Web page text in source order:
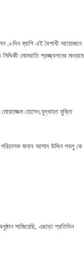
,৮দিন ব্যাপি এই বৈশাখী আয়োজনে
মোমবাতি প্রজ্জ্বলনের মাধ্যমে
হোসেন,যুদ্ধাহত মুক্তি
জনাব আসাদ উদ্দিন পবলু কে
সাজিয়েছি, এছাড়া প্রতিদিন